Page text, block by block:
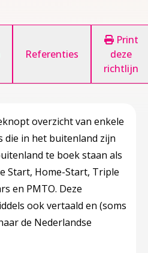
Referenties
Print
deze
richtlijn
overzicht van enkele
die in het buitenland zijn
te boek staan als
Start, Home-Start, Triple
en PMTO. Deze
ook vertaald en (soms
de Nederlandse